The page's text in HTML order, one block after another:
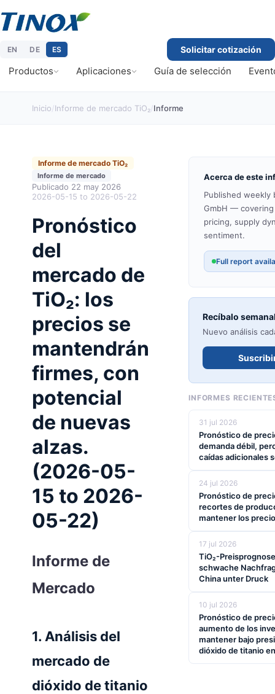
Productos Aplicaciones Guía de selección
EN DE ES Solicitar cotización
Inicio/Informe de mercado TiO₂/Informe
Informe de mercado TiO₂
Informe de mercado
Publicado 22 may 2026
2026-05-15 to 2026-05-22
Pronóstico
del
mercado de
TiO₂: los
precios se
mantendrán
firmes, con
potencial
de nuevas
alzas.
(2026-05-
15 to 2026-
05-22)
Informe de
Mercado
1. Análisis del
mercado de
dióxido de titanio
Acerca de este
Published weekly
GmbH — covering
pricing, supply
sentiment.
Full report
Recíbalo
Nuevo análisis
INFORMES
31 jul 2026
Pronóstico de
demanda débil,
caídas adicionales
24 jul 2026
Pronóstico de
recortes de
mantener los
17 jul 2026
TiO₂-
schwache
China unter Druck
10 jul 2026
Pronóstico de
aumento de los
mantener bajo
dióxido de titanio